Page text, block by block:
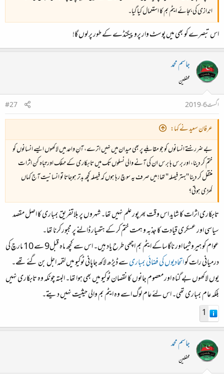
اندازی کی بجائے ایٹم بم کا استعمال کیا گیا۔
اس تبصرے کو بھی میں پوسٹ وار پروپیگنڈے کے طور پر لوں گا!
جاسم محمد
محفلین
اگست 6، 2019
#27
عرفان سعید نے کہا:
بے ضرر نہتے انسانوں کو جو مقابلے پر بھی میدان میں نہیں اترے، آنِ واحد میں لاکھوں ایسے انسانوں کو
ختم کر دینا، اور برس ہا برس ان کی آنے والی نسلوں تک میں تابکاری کے مہلک اور تباہ کن اثرات
منتقل کر دینا "بہتر فیصلہ" تھا! میں صرف یہ سوچ رہا ہوں کہ فیصلہ کچھ بدتر ہوجاتا تو انسانیت آج کہاں
کھڑی ہوتی؟
تابکاری اثرات کا شاید اس وقت بھرپور علم نہیں تھا۔ شہروں پر بلاتفریق بمباری کا اصل مقصد
سیاسی اور عسکری قیادت کا جذبہ و ہمت ختم کر کے ہتھیار ڈالنے پر مجبور کرنا تھا۔
عوام کو ہیروشیما اور ناگاساکے ایٹم بم اچھی طرح یاد ہیں۔ اس سے کچھ ماہ قبل9 سے 10 مارچ کی
درمیانی رات کواتحادیوں کی فضائی بمباریسے ڈیڑھ لاکھ جاپانی ٹوکیو میں لقمہ اجل بن گئے تھے۔
یوں لاکھوں بے گناہ اور معصوم جانوں کا نقصان ٹوکیو میں بھی ہوا تھا۔ البتہ چونکہ وہ تابکاری نہیں
بلکہ عام بمباری تھی۔ اس لئے عام لوگ اسے وہ ایٹم بم والی حیثیت نہیں دیتے۔
1
جاسم محمد
محفلین